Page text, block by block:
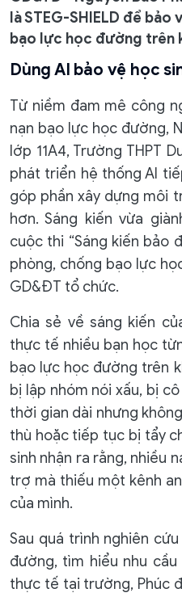
là STEG-SHIELD để bảo
bạo lực học đường trên
Dùng AI bảo vệ học
Từ niềm đam mê công
nạn bạo lực học đường,
lớp 11A4, Trường THPT
phát triển hệ thống AI
góp phần xây dựng môi
hơn. Sáng kiến vừa
cuộc thi “Sáng kiến
phòng, chống bạo lực
GD&ĐT tổ chức.
Chia sẻ về sáng kiến
thực tế nhiều bạn học
bạo lực học đường trên
bị lập nhóm nói xấu, bị
thời gian dài nhưng
thù hoặc tiếp tục bị tẩy
sinh nhận ra rằng, nhiều
trợ mà thiếu một kênh
của mình.
Sau quá trình nghiên
đường, tìm hiểu nhu
thực tế tại trường, Phúc